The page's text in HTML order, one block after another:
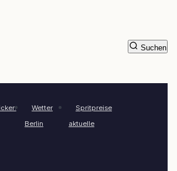
Wetter
Berlin
Spritpreise
aktuelle
Suchen